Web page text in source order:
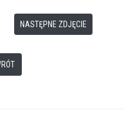
NASTĘPNE ZDJĘCIE